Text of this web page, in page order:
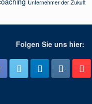
Unternehmer der Zukuft
Folgen Sie uns hier: